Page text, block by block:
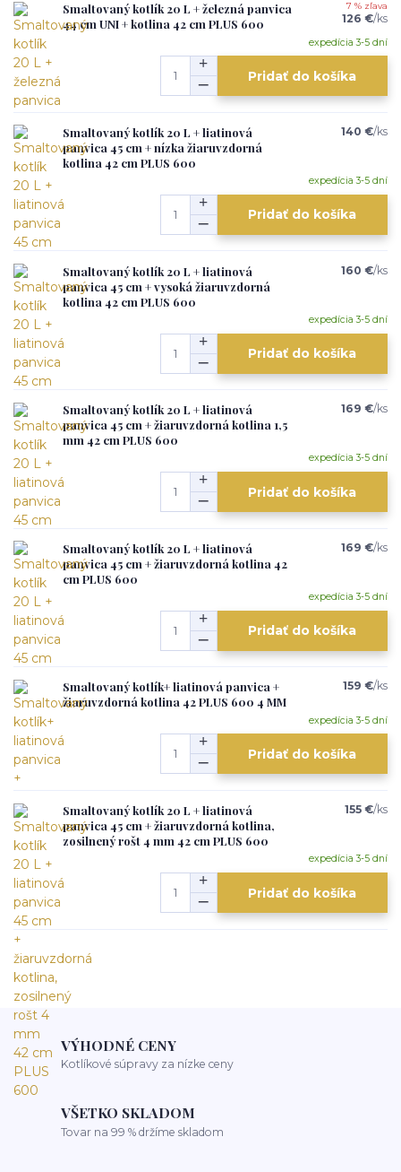
Smaltovaný kotlík 20 L + železná panvica
44 cm UNI + kotlina 42 cm PLUS 600
7 % zľava
126 €/ks
expedícia 3-5 dní
Pridať do košíka
Smaltovaný kotlík 20 L + liatinová
panvica 45 cm + nízka žiaruvzdorná
kotlina 42 cm PLUS 600
140 €/ks
expedícia 3-5 dní
Pridať do košíka
Smaltovaný kotlík 20 L + liatinová
panvica 45 cm + vysoká žiaruvzdorná
kotlina 42 cm PLUS 600
160 €/ks
expedícia 3-5 dní
Pridať do košíka
Smaltovaný kotlík 20 L + liatinová
panvica 45 cm + žiaruvzdorná kotlina 1,5
mm 42 cm PLUS 600
169 €/ks
expedícia 3-5 dní
Pridať do košíka
Smaltovaný kotlík 20 L + liatinová
panvica 45 cm + žiaruvzdorná kotlina 42
cm PLUS 600
169 €/ks
expedícia 3-5 dní
Pridať do košíka
Smaltovaný kotlík+ liatinová panvica +
žiaruvzdorná kotlina 42 PLUS 600 4 MM
159 €/ks
expedícia 3-5 dní
Pridať do košíka
Smaltovaný kotlík 20 L + liatinová
panvica 45 cm + žiaruvzdorná kotlina,
zosilnený rošt 4 mm 42 cm PLUS 600
155 €/ks
expedícia 3-5 dní
Pridať do košíka
VÝHODNÉ CENY
Kotlíkové súpravy za nízke ceny
VŠETKO SKLADOM
Tovar na 99 % držíme skladom